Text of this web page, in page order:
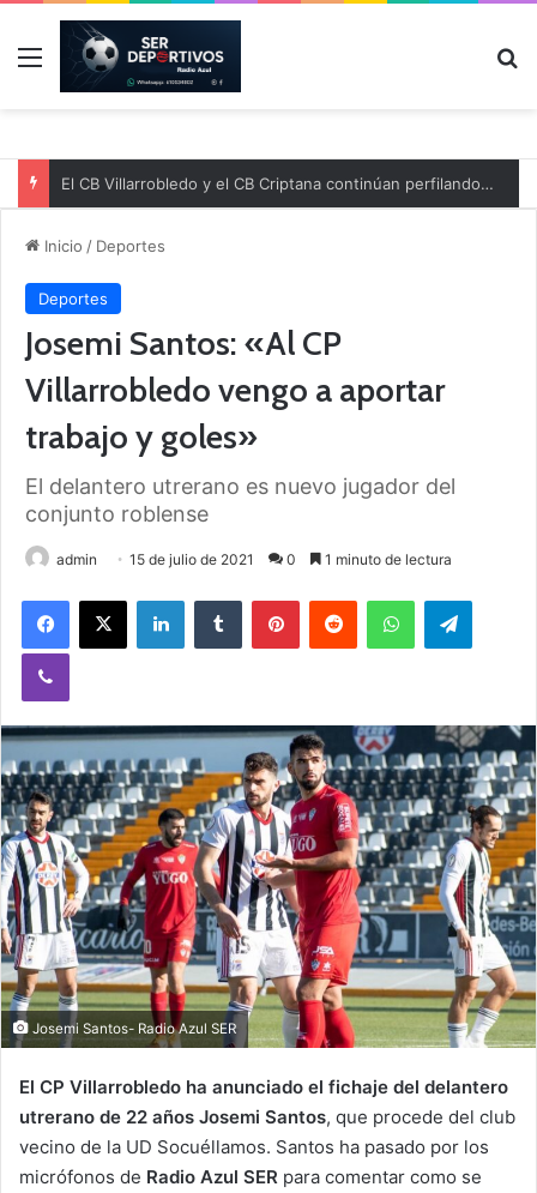
Menú
El CB Villarrobledo y el CB Criptana continúan perfilando sus plantillas
Inicio / Deportes
Deportes
Josemi Santos: «Al CP
Villarrobledo vengo a aportar
trabajo y goles»
El delantero utrerano es nuevo jugador del
conjunto roblense
admin 15 de julio de 2021 0 1 minuto de lectura
Josemi Santos- Radio Azul SER
El CP Villarrobledo ha anunciado el fichaje del delantero
utrerano de 22 años Josemi Santos, que procede del club
vecino de la UD Socuéllamos. Santos ha pasado por los
micrófonos de Radio Azul SER para comentar como se